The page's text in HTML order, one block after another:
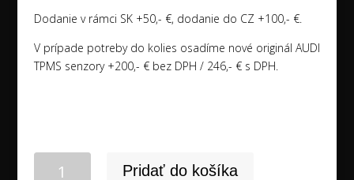
Dodanie v rámci SK +50,- €, dodanie do CZ +100,- €.
V prípade potreby do kolies osadíme nové originál AUDI
TPMS senzory +200,- € bez DPH / 246,- € s DPH.
Pridať do košíka